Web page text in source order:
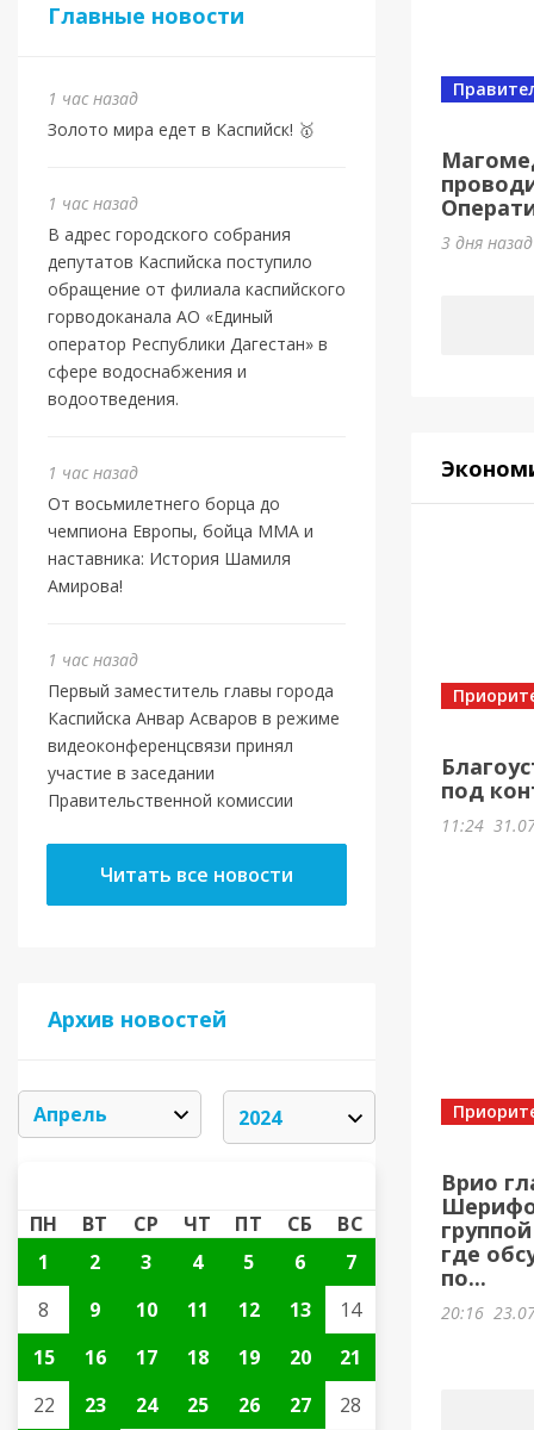
Главные новости
1 час назад
Золото мира едет в Каспийск! 🥇
1 час назад
В адрес городского собрания
депутатов Каспийска поступило
обращение от филиала каспийского
горводоканала АО «Единый
оператор Республики Дагестан» в
сфере водоснабжения и
водоотведения.
1 час назад
От восьмилетнего борца до
чемпиона Европы, бойца ММА и
наставника: История Шамиля
Амирова!
1 час назад
Первый заместитель главы города
Каспийска Анвар Асваров в режиме
видеоконференцсвязи принял
участие в заседании
Правительственной комиссии
Читать все новости
Архив новостей
ПН ВТ СР ЧТ ПТ СБ
ВС
1
2 3 4 5 6
7
8
9 10 11 12 13
14
15
16 17 18 19 20
21
22
23 24 25 26 27
28
МБУ
3 дня
под
11:24
Врио
где
по...
20:16